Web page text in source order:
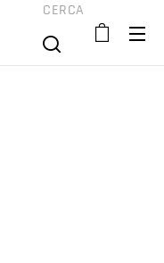
CERCA